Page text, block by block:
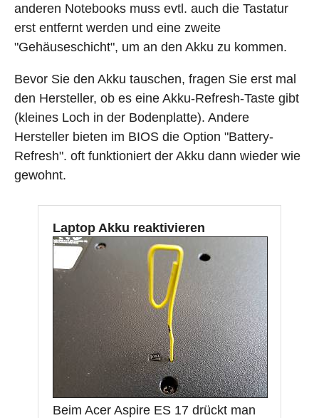
anderen Notebooks muss evtl. auch die Tastatur
erst entfernt werden und eine zweite
"Gehäuseschicht", um an den Akku zu kommen.
Bevor Sie den Akku tauschen, fragen Sie erst mal
den Hersteller, ob es eine Akku-Refresh-Taste gibt
(kleines Loch in der Bodenplatte). Andere
Hersteller bieten im BIOS die Option "Battery-
Refresh". oft funktioniert der Akku dann wieder wie
gewohnt.
Laptop Akku reaktivieren
Beim Acer Aspire ES 17 drückt man